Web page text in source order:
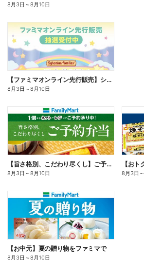
8月3日 ～8月10日
【ファミマオンライン先行販売】シルバニアファミリー
8月3日 ～8月10日
【旨さ格別、こだわり尽くし】ご予約弁当
8月3日 ～8月10日 8月3日 ～
【お中元】夏の贈り物をファミマで
8月3日 ～8月10日